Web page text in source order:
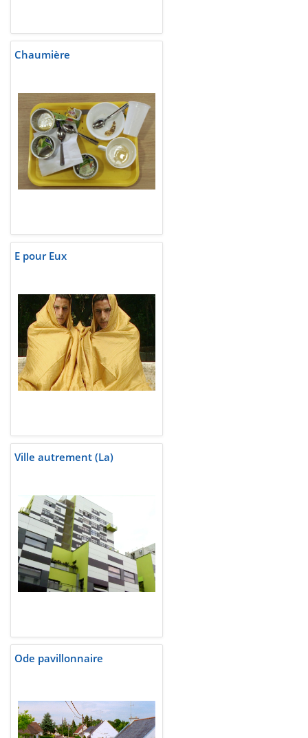
Chaumière
E pour Eux
Ville autrement (La)
Ode pavillonnaire